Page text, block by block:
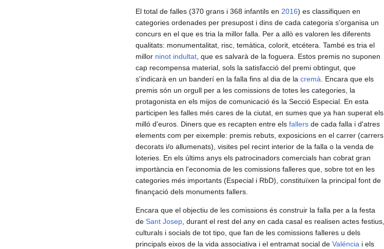
El total de falles (370 grans i 368 infantils en 2016) es classifiquen en
categories ordenades per presupost i dins de cada categoria s'organisa un
concurs en el que es tria la millor falla. Per a allò es valoren les diferents
qualitats: monumentalitat, risc, temàtica, colorit, etcétera. També es tria el
millor ninot indultat , que es salvarà de la foguera. Estos premis no suponen
cap recompensa material, sols la satisfacció del premi obtingut, que
s'indicarà en un banderí en la falla fins al dia de la cremà . Encara que els
premis són un orgull per a les comissions de totes les categories, la
protagonista en els mijos de comunicació és la Secció Especial. En esta
participen les falles més cares de la ciutat, en sumes que ya han superat els
milló d'euros. Diners que es recapten entre els fallers de cada falla i d'atres
elements com per eixemple: premis rebuts, exposicions en el carrer (carrers
decorats i/o allumenats), visites pel recint interior de la falla o la venda de
loteries. En els últims anys els patrocinadors comercials han cobrat gran
importància en l'economia de les comissions falleres que, sobre tot en les
categories més importants (Especial i RbD), constituïxen la principal font de
finançació dels monuments fallers.
Encara que el objectiu de les comissions és construir la falla per a la festa
de Sant Josep , durant el rest del any en cada casal es realisen actes festius,
culturals i socials de tot tipo, que fan de les comissions falleres u dels
principals eixos de la vida associativa i el entramat social de Valéncia i els